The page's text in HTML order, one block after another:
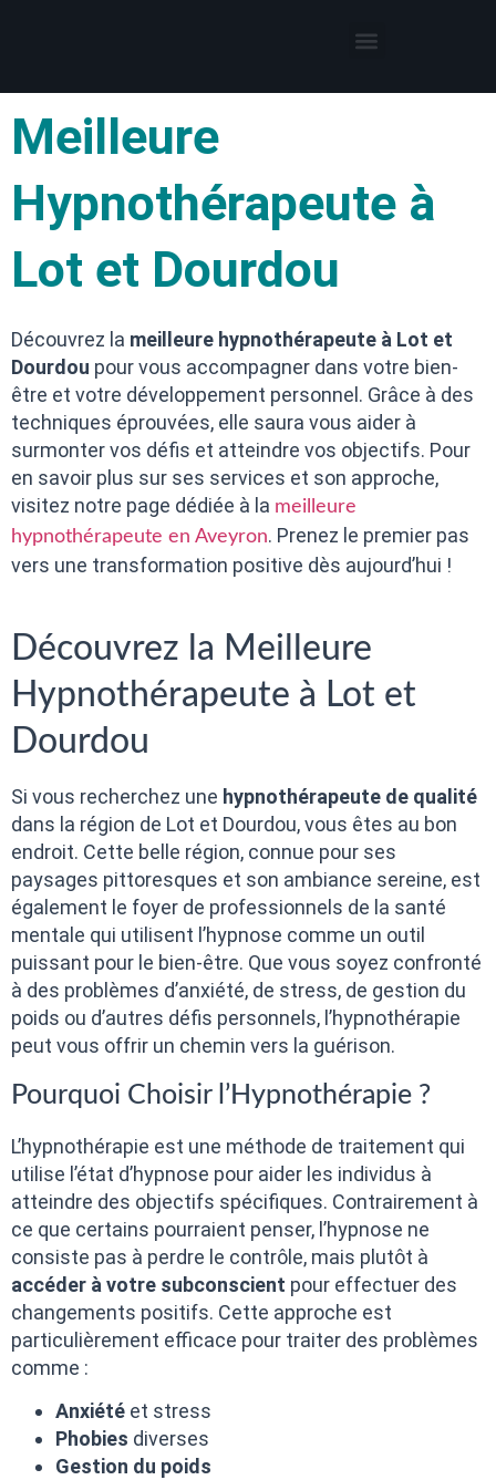
Meilleure
Hypnothérapeute à
Lot et Dourdou
Découvrez la meilleure hypnothérapeute à Lot et
Dourdou pour vous accompagner dans votre bien-
être et votre développement personnel. Grâce à des
techniques éprouvées, elle saura vous aider à
surmonter vos défis et atteindre vos objectifs. Pour
en savoir plus sur ses services et son approche,
visitez notre page dédiée à la meilleure
hypnothérapeute en Aveyron. Prenez le premier pas
vers une transformation positive dès aujourd’hui !
Découvrez la Meilleure
Hypnothérapeute à Lot et
Dourdou
Si vous recherchez une hypnothérapeute de qualité
dans la région de Lot et Dourdou, vous êtes au bon
endroit. Cette belle région, connue pour ses
paysages pittoresques et son ambiance sereine, est
également le foyer de professionnels de la santé
mentale qui utilisent l’hypnose comme un outil
puissant pour le bien-être. Que vous soyez confronté
à des problèmes d’anxiété, de stress, de gestion du
poids ou d’autres défis personnels, l’hypnothérapie
peut vous offrir un chemin vers la guérison.
Pourquoi Choisir l’Hypnothérapie ?
L’hypnothérapie est une méthode de traitement qui
utilise l’état d’hypnose pour aider les individus à
atteindre des objectifs spécifiques. Contrairement à
ce que certains pourraient penser, l’hypnose ne
consiste pas à perdre le contrôle, mais plutôt à
accéder à votre subconscient pour effectuer des
changements positifs. Cette approche est
particulièrement efficace pour traiter des problèmes
comme :
Anxiété et stress
Phobies diverses
Gestion du poids